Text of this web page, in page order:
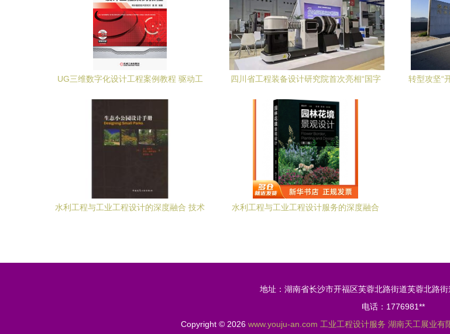
UG三维数字化设计工程案例教程 驱动工
四川省工程装备设计研究院首次亮相“国字
转型攻坚“
水利工程与工业工程设计的深度融合 技术
水利工程与工业工程设计服务的深度融合
地址：湖南省长沙市开福区芙蓉北路街道芙蓉北路
电话：1776981**
Copyright © 2026 www.youju-an.com 工业工程设计服务 湖南天工展业有